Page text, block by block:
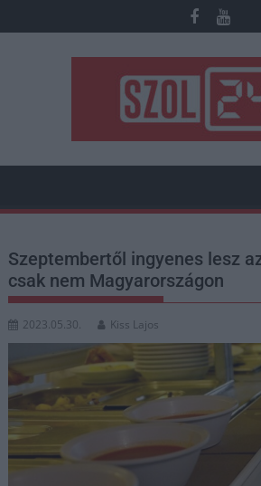
to
Szeptembertől ingyenes lesz
csak nem Magyarországon
2023.05.30. Kiss Lajos